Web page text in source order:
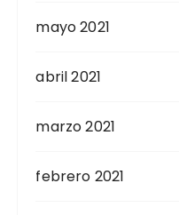
mayo 2021
abril 2021
marzo 2021
febrero 2021